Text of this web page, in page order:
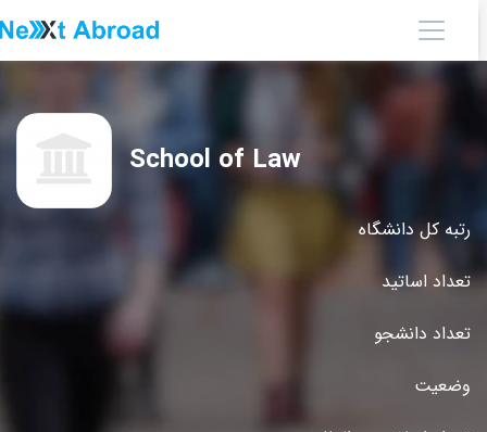
رتبه کل دانشگاه
تعداد اساتید
تعداد دانشجو
وضعیت
School of Law